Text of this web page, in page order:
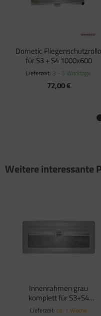
Dometic Fliegenschutzrollo
für S3 + S4 1000x600
Lieferzeit: 3 - 5 Werktage
72,00 €
Weitere interessante
Innenrahmen grau
komplett für S3+S4
1000x450
Lieferzeit: ca. 1 Woche